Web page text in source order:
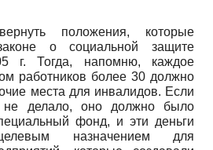
положения, которые
о социальной защите
г. Тогда, напомню, каждое
работников более 30 должно
места для инвалидов. Если
не делало, оно должно было
фонд, и эти деньги
назначением для